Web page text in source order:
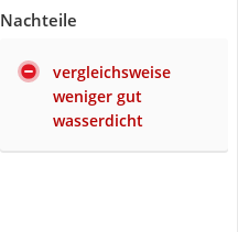
Nachteile
vergleichsweise
weniger gut
wasserdicht